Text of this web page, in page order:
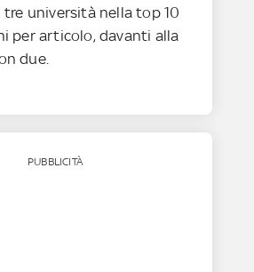
tre università nella top 10
per articolo, davanti alla
due.
PUBBLICITÀ